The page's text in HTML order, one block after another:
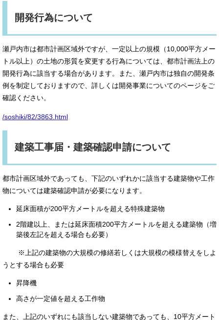
開発行為について
瀬戸内市は都市計画区域外ですが、一定以上の規模（10,000平方メー
トル以上）の土地の形質を変更する行為については、都市計画法上の
開発行為に該当する場合があります。また、瀬戸内市は独自の開発条
例を制定しておりますので、詳しくは開発事業についてのページをご
確認ください。
/soshiki/82/3863.html
建築工事届・建築確認申請について
都市計画区域外であっても、下記のいずれかに該当する建築物や工作
物については建築確認申請が必要になります。
延床面積が200平方メートルを超える特殊建築物
2階建以上、または延床面積200平方メートルを超える建築物（増
築後左記を超える場合も必要）
※上記の建築物の大規模の修繕若しくは大規模の模様替えをしよ
うとする場合も必要
昇降機
高さが一定値を超える工作物
また、上記のいずれにも該当しない建築物であっても、10平方メート